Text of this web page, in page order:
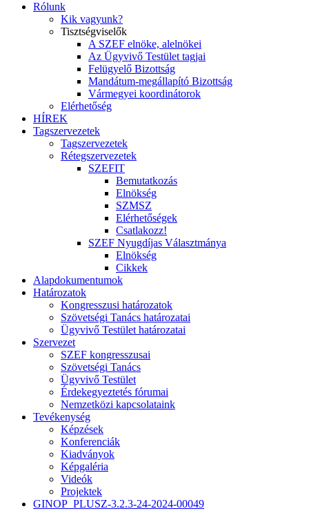
Rólunk
Kik vagyunk?
Tisztségviselők
A SZEF elnöke, alelnökei
Az Ügyvivő Testület tagjai
Felügyelő Bizottság
Mandátum-megállapító Bizottság
Vármegyei koordinátorok
Elérhetőség
HÍREK
Tagszervezetek
Tagszervezetek
Rétegszervezetek
SZEFIT
Bemutatkozás
Elnökség
SZMSZ
Elérhetőségek
Csatlakozz!
SZEF Nyugdíjas Választmánya
Elnökség
Cikkek
Alapdokumentumok
Határozatok
Kongresszusi határozatok
Szövetségi Tanács határozatai
Ügyvivő Testület határozatai
Szervezet
SZEF kongresszusai
Szövetségi Tanács
Ügyvivő Testület
Érdekegyeztetés fórumai
Nemzetközi kapcsolataink
Tevékenység
Képzések
Konferenciák
Kiadványok
Képgaléria
Videók
Projektek
GINOP_PLUSZ-3.2.3-24-2024-00049